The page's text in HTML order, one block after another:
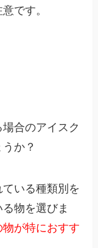
です。
合のアイスク
か？
いる種類別を
物を選びま
が特におすす